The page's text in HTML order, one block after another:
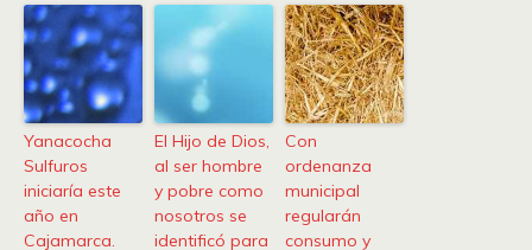
Yanacocha
Sulfuros
iniciaría este
año en
Cajamarca.
El Hijo de Dios,
al ser hombre
y pobre como
nosotros se
identificó para
Con
ordenanza
municipal
regularán
consumo y